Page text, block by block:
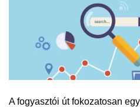
A fogyasztói út fokozatosan